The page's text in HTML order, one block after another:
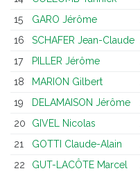
15
GARO Jérôme
16
SCHAFER Jean-Claude
17
PILLER Jérôme
18
MARION Gilbert
19
DELAMAISON Jérôme
20
GIVEL Nicolas
21
GOTTI Claude-Alain
22
GUT-LACÔTE Marcel